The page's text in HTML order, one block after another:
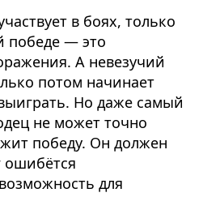
в боях, только
победе — это
А невезучий
потом начинает
Но даже самый
не может точно
победу. Он должен
ошибётся
для